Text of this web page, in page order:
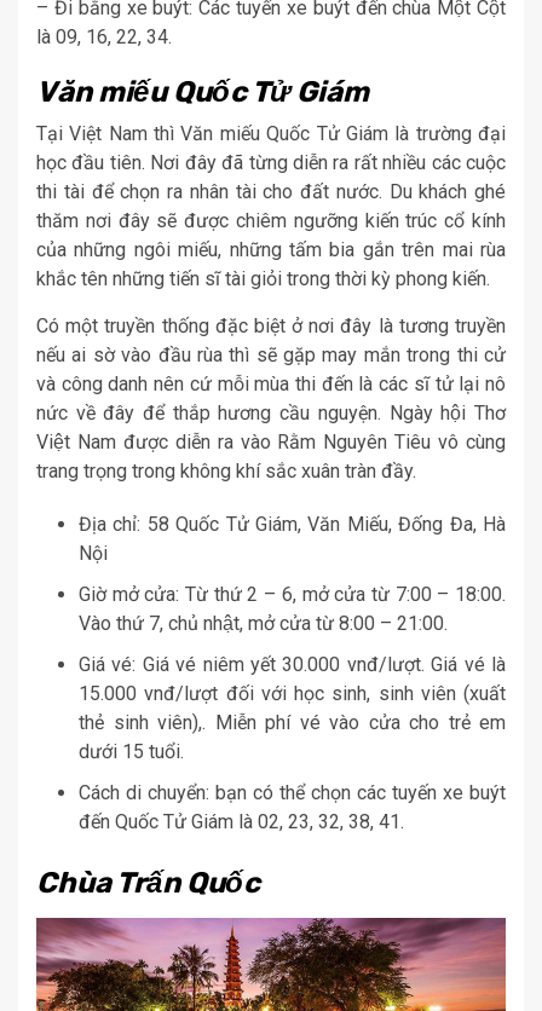
– Đi bằng xe buýt: Các tuyến xe buýt đến chùa Một Cột
là 09, 16, 22, 34.
Văn miếu Quốc Tử Giám
Tại Việt Nam thì Văn miếu Quốc Tử Giám là trường đại
học đầu tiên. Nơi đây đã từng diễn ra rất nhiều các cuộc
thi tài để chọn ra nhân tài cho đất nước. Du khách ghé
thăm nơi đây sẽ được chiêm ngưỡng kiến trúc cổ kính
của những ngôi miếu, những tấm bia gắn trên mai rùa
khắc tên những tiến sĩ tài giỏi trong thời kỳ phong kiến.
Có một truyền thống đặc biệt ở nơi đây là tương truyền
nếu ai sờ vào đầu rùa thì sẽ gặp may mắn trong thi cử
và công danh nên cứ mỗi mùa thi đến là các sĩ tử lại nô
nức về đây để thắp hương cầu nguyện. Ngày hội Thơ
Việt Nam được diễn ra vào Rằm Nguyên Tiêu vô cùng
trang trọng trong không khí sắc xuân tràn đầy.
Địa chỉ: 58 Quốc Tử Giám, Văn Miếu, Đống Đa, Hà
Nội
Giờ mở cửa: Từ thứ 2 – 6, mở cửa từ 7:00 – 18:00.
Vào thứ 7, chủ nhật, mở cửa từ 8:00 – 21:00.
Giá vé: Giá vé niêm yết 30.000 vnđ/lượt. Giá vé là
15.000 vnđ/lượt đối với học sinh, sinh viên (xuất
thẻ sinh viên),. Miễn phí vé vào cửa cho trẻ em
dưới 15 tuổi.
Cách di chuyển: bạn có thể chọn các tuyến xe buýt
đến Quốc Tử Giám là 02, 23, 32, 38, 41.
Chùa Trấn Quốc